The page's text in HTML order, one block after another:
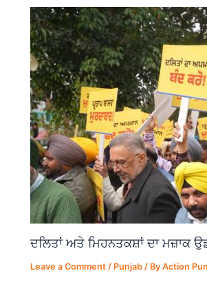
ਦਲਿਤਾਂ ਅਤੇ ਮਿਹਨਤਕਸ਼ਾਂ ਦਾ ਮਜ਼ਾਕ
Leave a Comment / Punjab / ByAction